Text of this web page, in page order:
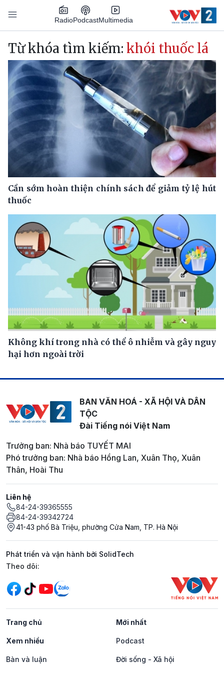
Nhảy đến nội dung
RadioPodcastMultimedia
Main navigation
Từ khóa tìm kiếm: khói thuốc lá
Cần sớm hoàn thiện chính sách để giảm tỷ lệ hút
thuốc
Không khí trong nhà có thể ô nhiễm và gây nguy
hại hơn ngoài trời
BAN VĂN HOÁ - XÃ HỘI VÀ DÂN
TỘC
Đài Tiếng nói Việt Nam
Trưởng ban: Nhà báo TUYẾT MAI
Phó trưởng ban: Nhà báo Hồng Lan, Xuân Thọ, Xuân
Thân, Hoài Thu
Liên hệ
84-24-39365555
84-24-39342724
41-43 phố Bà Triệu, phường Cửa Nam, TP. Hà Nội
Phát triển và vận hành bởi SolidTech
Mạng xã hội
Theo dõi:
Trang chủ Mới nhất
Xem nhiều Podcast
Bàn và luận Đời sống - Xã hội